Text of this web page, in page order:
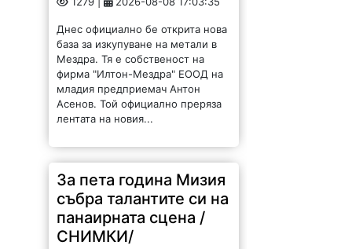
лентата на новия...
За пета година Мизия
събра талантите си на
панаирната сцена /
СНИМКИ/